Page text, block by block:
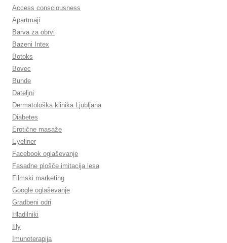
Access consciousness
Apartmaji
Barva za obrvi
Bazeni Intex
Botoks
Bovec
Bunde
Dateljni
Dermatološka klinika Ljubljana
Diabetes
Erotične masaže
Eyeliner
Facebook oglaševanje
Fasadne plošče imitacija lesa
Filmski marketing
Google oglaševanje
Gradbeni odri
Hladilniki
Illy
Imunoterapija